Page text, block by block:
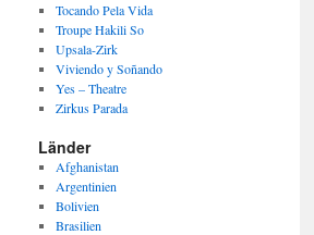
Tocando Pela Vida
Troupe Hakili So
Upsala-Zirk
Viviendo y Soñando
Yes – Theatre
Zirkus Parada
Länder
Afghanistan
Argentinien
Bolivien
Brasilien